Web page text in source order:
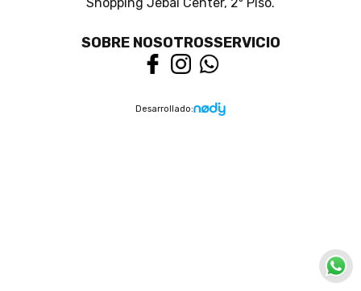
SOBRE NOSOTROSSERVICIO
Desarrollado: